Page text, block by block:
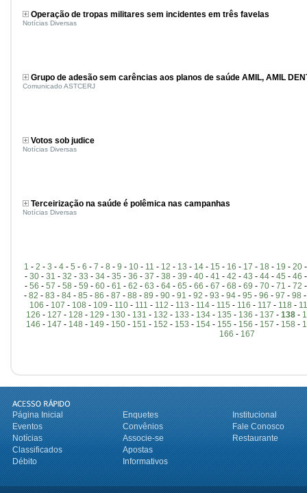
Operação de tropas militares sem incidentes em três favelas
Notícias Diversas
Grupo de adesão sem carências aos planos de saúde AMIL, AMIL
Comunicado ASTCERJ
Votos sob judice
Notícias Diversas
Terceirização na saúde é polêmica nas campanhas
Notícias Diversas
1 - 2 - 3 - 4 - 5 - 6 - 7 - 8 - 9 - 10 - 11 - 12 - 13 - 14 - 15 - 16 - 17 - 18 - 19 - 20
- 30- 31 - 32 - 33 - 34- 35 - 36 - 37 - 38 - 39 - 40- 41 - 42 - 43 - 44- 45 - 46
- 56 - 57 - 58 - 59 - 60- 61 - 62 - 63 - 64- 65 - 66 - 67 - 68 - 69 - 70- 71 - 72
- 82 - 83 - 84 - 85 - 86 - 87 - 88 - 89 - 90 - 91 - 92 - 93 - 94 - 95 - 96 - 97 - 98
106 - 107 - 108 - 109 - 110 - 111 - 112 - 113 - 114 - 115 - 116 - 117 - 118 -
126 - 127 - 128 - 129 - 130- 131 - 132 - 133 - 134- 135 - 136 - 137 - 138-
146 - 147 - 148 - 149 - 150- 151 - 152 - 153 - 154- 155 - 156 - 157 - 158 -
166 - 167
Página Inicial Enquetes
Institucional
Eventos
Convênios
Fale Conosco
Notícias
Associe-se
Restaurante
Classificados
Apostas
Débito
Informativos